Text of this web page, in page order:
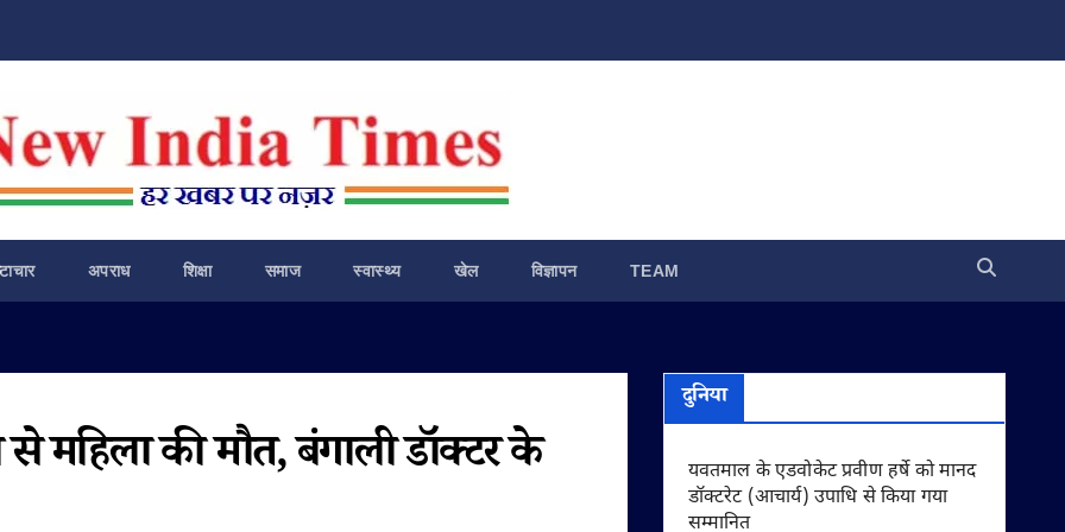
अपराध शिक्षा समाज स्वास्थ्य खेल विज्ञापन TEAM
महिला की मौत, बंगाली डॉक्टर के
दुनिया
यवतमाल के एडवोकेट प्रवीण हर्षे को मानद
डॉक्टरेट (आचार्य) उपाधि से किया गया
सम्मानित